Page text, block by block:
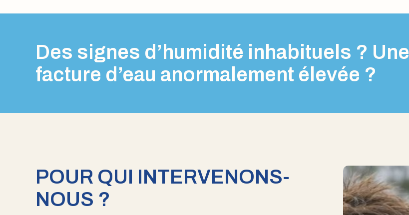
Des signes d’humidité inhabituels ? Une
facture d’eau anormalement élevée ?
POUR QUI INTERVENONS-
NOUS ?